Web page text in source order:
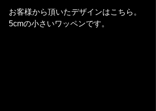
お客様から頂いたデザインはこちら。
5cmの小さいワッペンです。